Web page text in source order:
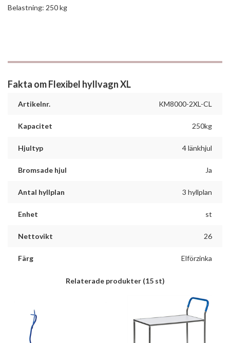
Belastning: 250 kg
Fakta om Flexibel hyllvagn XL
Artikelnr. KM8000-2XL-CL
Kapacitet 250kg
Hjultyp 4 länkhjul
Bromsade hjul Ja
Antal hyllplan 3 hyllplan
Enhet st
Nettovikt 26
Färg Elförzinka
Relaterade produkter (15 st)